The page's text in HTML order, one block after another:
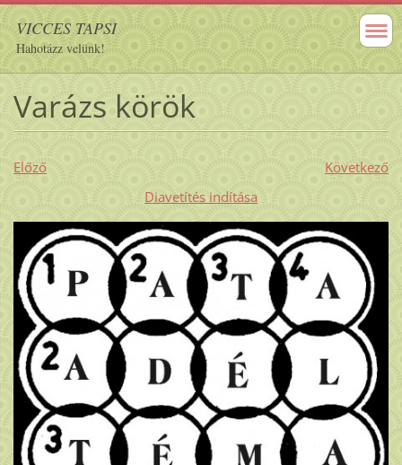
VICCES TAPSI
Hahotázz velünk!
Varázs körök
Előző
Következő
Diavetítés indítása